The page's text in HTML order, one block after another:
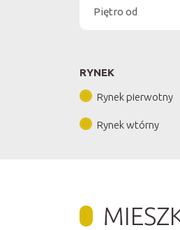
RYNEK
Rynek pierwotny
Rynek wtórny